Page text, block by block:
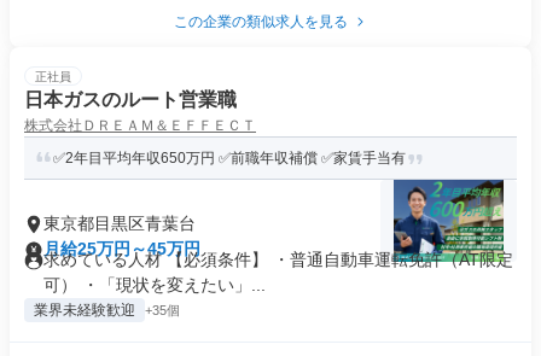
この企業の類似求人を見る
正社員
日本ガスのルート営業職
株式会社ＤＲＥＡＭ＆ＥＦＦＥＣＴ
✅2年目平均年収650万円 ✅前職年収補償 ✅家賃手当有
東京都目黒区青葉台
月給25万円～45万円
求めている人材 【必須条件】 ・普通自動車運転免許（AT限定
可） ・「現状を変えたい」...
業界未経験歓迎 +35個